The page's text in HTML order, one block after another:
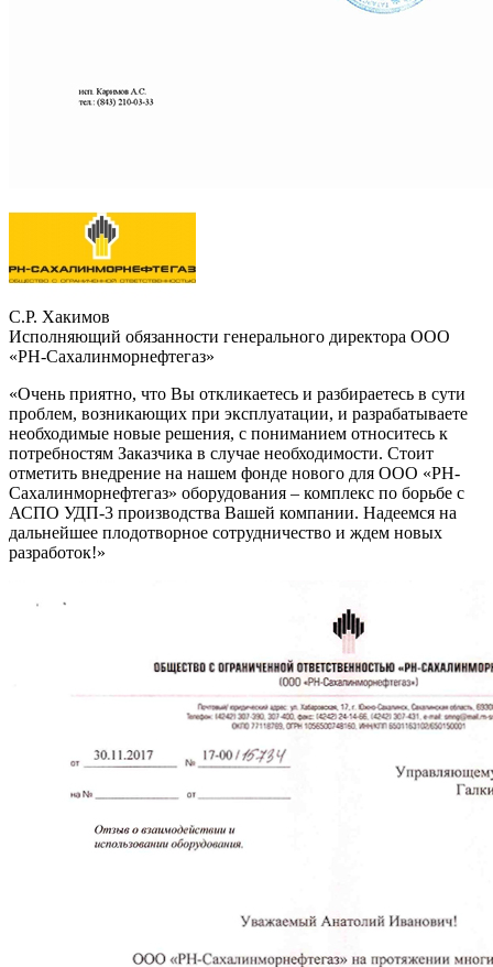
С.Р. Хакимов
Исполняющий обязанности генерального директора ООО
«РН-Сахалинморнефтегаз»
«Очень приятно, что Вы откликаетесь и разбираетесь в сути
проблем, возникающих при эксплуатации, и разрабатываете
необходимые новые решения, с пониманием относитесь к
потребностям Заказчика в случае необходимости. Стоит
отметить внедрение на нашем фонде нового для ООО «РН-
Сахалинморнефтегаз» оборудования – комплекс по борьбе с
АСПО УДП-3 производства Вашей компании. Надеемся на
дальнейшее плодотворное сотрудничество и ждем новых
разработок!»